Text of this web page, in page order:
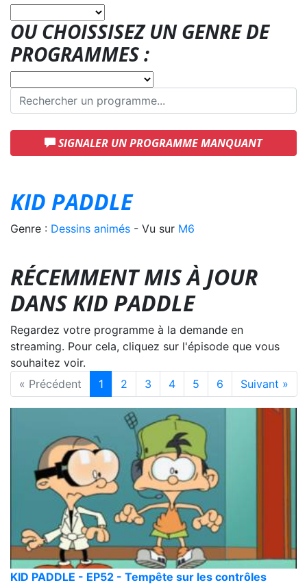
OU CHOISSISEZ UN GENRE DE
PROGRAMMES :
SIGNALER UN PROGRAMME MANQUANT
KID PADDLE
Genre : Dessins animés - Vu sur M6
RÉCEMMENT MIS À JOUR
DANS KID PADDLE
Regardez votre programme à la demande en
streaming. Pour cela, cliquez sur l'épisode que vous
souhaitez voir.
« Précédent
1 2 3 4 5 6 Suivant »
KID PADDLE - EP52 - Tempête sur les contrôles